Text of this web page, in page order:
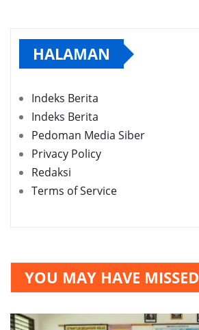
HALAMAN
Indeks Berita
Indeks Berita
Pedoman Media Siber
Privacy Policy
Redaksi
Terms of Service
YOU MAY HAVE MISSED